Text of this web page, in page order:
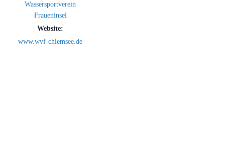
Wassersportverein
Fraueninsel
Website:
www.wvf-chiemsee.de